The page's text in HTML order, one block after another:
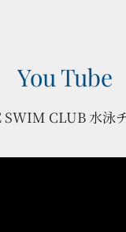
You Tube
SWIM CLUB 水泳